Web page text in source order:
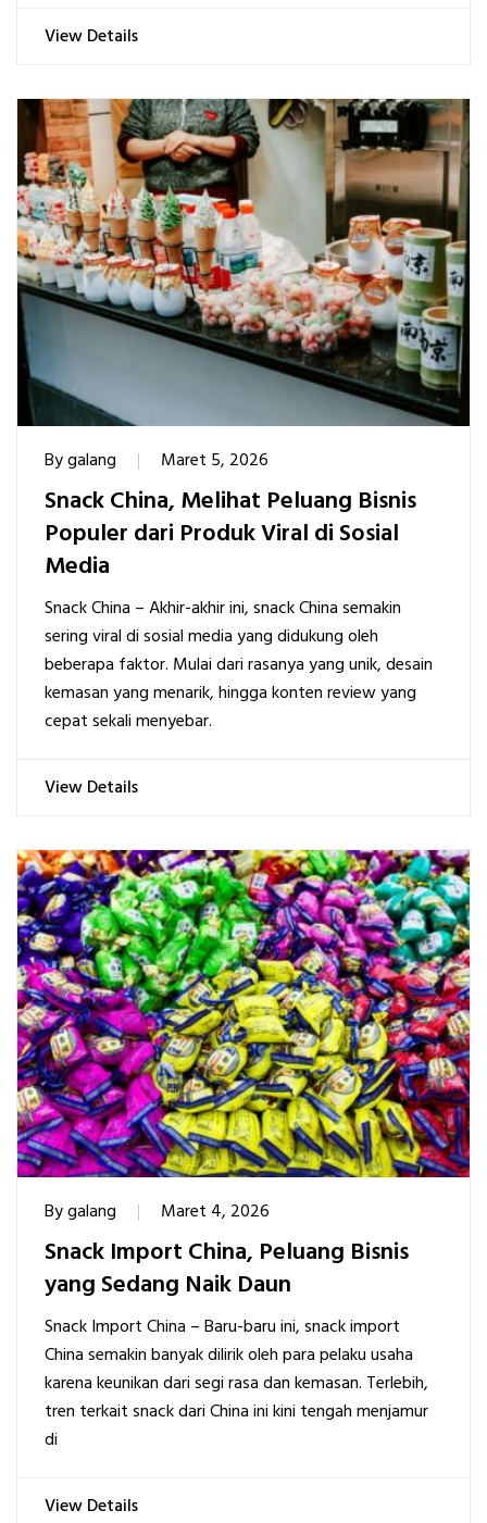
View Details
Bygalang Maret 5, 2026
Snack China, Melihat Peluang Bisnis
Populer dari Produk Viral di Sosial
Media
Snack China – Akhir-akhir ini, snack China semakin
sering viral di sosial media yang didukung oleh
beberapa faktor. Mulai dari rasanya yang unik, desain
kemasan yang menarik, hingga konten review yang
cepat sekali menyebar.
View Details
Bygalang Maret 4, 2026
Snack Import China, Peluang Bisnis
yang Sedang Naik Daun
Snack Import China – Baru-baru ini, snack import
China semakin banyak dilirik oleh para pelaku usaha
karena keunikan dari segi rasa dan kemasan. Terlebih,
tren terkait snack dari China ini kini tengah menjamur
di
View Details